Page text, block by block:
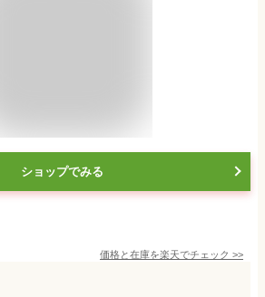
ショップでみる
価格と在庫を楽天でチェック >>